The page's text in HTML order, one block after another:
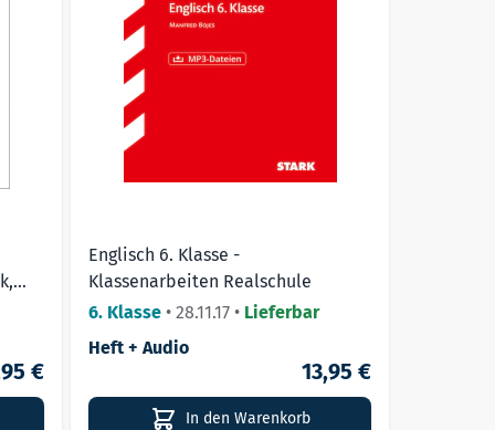
€
Englisch 6. Klasse -
Klassenarbeiten Realschule
6. Klasse • 28.11.17 • Lieferbar
Heft + Audio
13,95 €
In den Warenkorb